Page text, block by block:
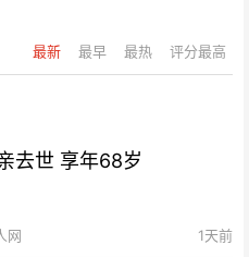
最新 最早 最热 评分最高
去世 享年68岁
网 1天前